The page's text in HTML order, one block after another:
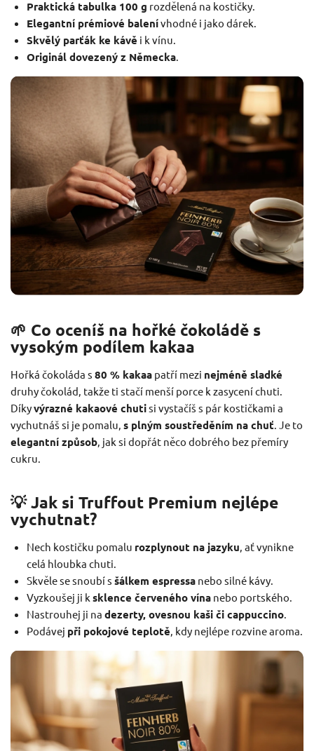
Praktická tabulka 100 g rozdělená na kostičky.
Elegantní prémiové balenívhodné i jako dárek.
Skvělý parťák ke kávě i k vínu.
Originál dovezený z Německa.
🌱 Co oceníš na hořké čokoládě s
vysokým podílem kakaa
Hořká čokoláda s 80 % kakaa patří mezi nejméně sladké
druhy čokolád, takže ti stačí menší porce k zasycení chuti.
Díkyvýrazné kakaové chutisi vystačíš s pár kostičkami a
vychutnáš si je pomalu, s plným soustředěním na chuť. Je to
elegantní způsob, jak si dopřát něco dobrého bez přemíry
cukru.
💡 Jak si Truffout Premium nejlépe
vychutnat?
Nech kostičku pomalu rozplynout na jazyku , ať vynikne
celá hloubka chuti.
Skvěle se snoubí s šálkem espressanebo silné kávy.
Vyzkoušej ji k sklence červeného vínanebo portského.
Nastrouhej ji na dezerty, ovesnou kaši či cappuccino.
Podávej při pokojové teplotě , kdy nejlépe rozvine aroma.